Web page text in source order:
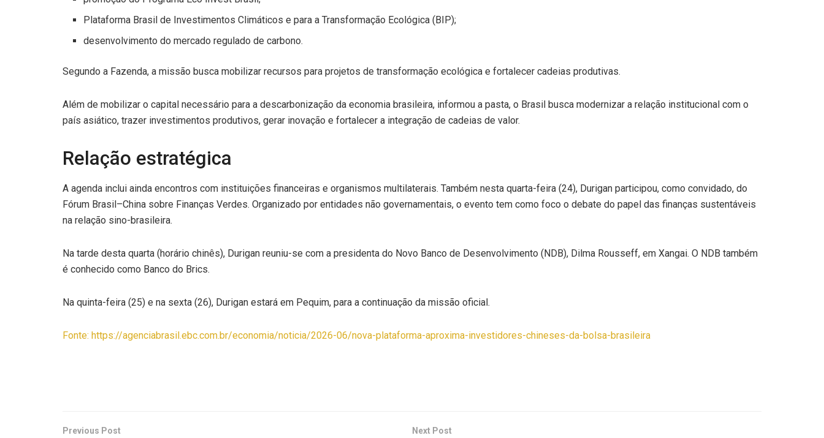
Plataforma Brasil de Investimentos Climáticos e para a Transformação Ecológica (BIP);
desenvolvimento do mercado regulado de carbono.
Segundo a Fazenda, a missão busca mobilizar recursos para projetos de transformação ecológica e fortalecer cadeias produtivas.
Além de mobilizar o capital necessário para a descarbonização da economia brasileira, informou a pasta, o Brasil busca modernizar a relação institucional com o
país asiático, trazer investimentos produtivos, gerar inovação e fortalecer a integração de cadeias de valor.
Relação estratégica
A agenda inclui ainda encontros com instituições financeiras e organismos multilaterais. Também nesta quarta-feira (24), Durigan participou, como convidado, do
Fórum Brasil–China sobre Finanças Verdes. Organizado por entidades não governamentais, o evento tem como foco o debate do papel das finanças sustentáveis
na relação sino-brasileira.
Na tarde desta quarta (horário chinês), Durigan reuniu-se com a presidenta do Novo Banco de Desenvolvimento (NDB), Dilma Rousseff, em Xangai. O NDB também
é conhecido como Banco do Brics.
Na quinta-feira (25) e na sexta (26), Durigan estará em Pequim, para a continuação da missão oficial.
Fonte: https://agenciabrasil.ebc.com.br/economia/noticia/2026-06/nova-plataforma-aproxima-investidores-chineses-da-bolsa-brasileira
Previous Post Next Post